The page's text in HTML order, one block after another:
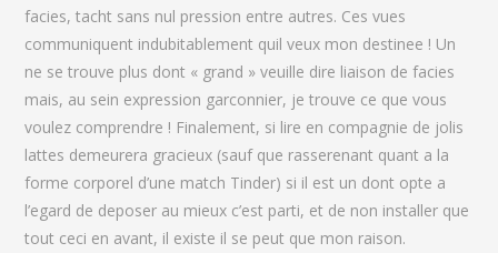
facies, tacht sans nul pression entre autres. Ces vues
communiquent indubitablement quil veux mon destinee ! Un
ne se trouve plus dont « grand » veuille dire liaison de facies
mais, au sein expression garconnier, je trouve ce que vous
voulez comprendre ! Finalement, si lire en compagnie de jolis
lattes demeurera gracieux (sauf que rasserenant quant a la
forme corporel d’une match Tinder) si il est un dont opte a
l’egard de deposer au mieux c’est parti, et de non installer que
tout ceci en avant, il existe il se peut que mon raison.